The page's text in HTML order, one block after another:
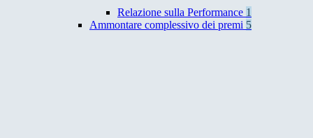
Relazione sulla Performance 1
Ammontare complessivo dei premi 5